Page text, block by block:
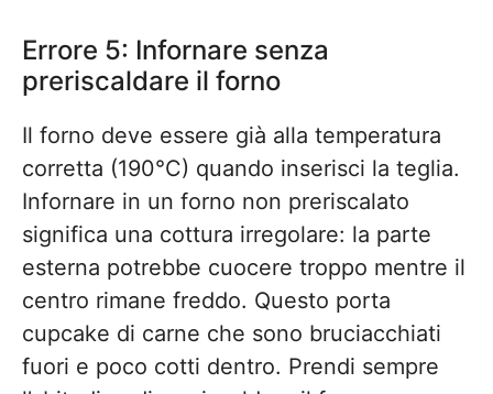
Errore 5: Infornare senza
preriscaldare il forno
Il forno deve essere già alla temperatura
corretta (190°C) quando inserisci la teglia.
Infornare in un forno non preriscalato
significa una cottura irregolare: la parte
esterna potrebbe cuocere troppo mentre il
centro rimane freddo. Questo porta
cupcake di carne che sono bruciacchiati
fuori e poco cotti dentro. Prendi sempre